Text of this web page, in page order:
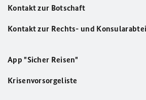
Kontakt zur Botschaft
Kontakt zur Rechts- und
App "Sicher Reisen"
Krisenvorsorgeliste